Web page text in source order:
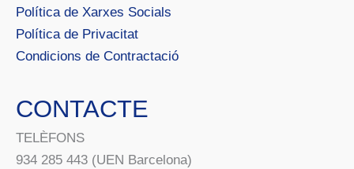
Política de Xarxes Socials
Política de Privacitat
Condicions de Contractació
CONTACTE
TELÈFONS
934 285 443 (UEN Barcelona)